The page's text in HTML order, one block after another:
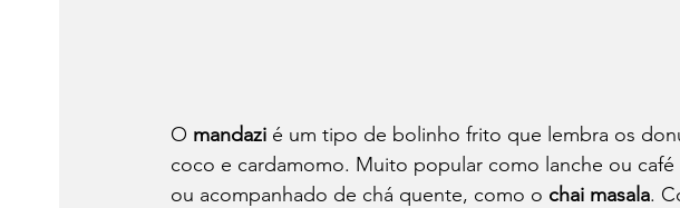
O mandazi é um tipo de bolinho frito que lembra os
coco e cardamomo. Muito popular como lanche ou
ou acompanhado de chá quente, como o chai masala.